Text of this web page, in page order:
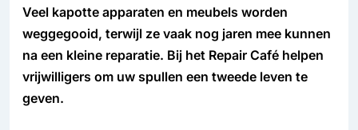
Veel kapotte apparaten en meubels worden
weggegooid, terwijl ze vaak nog jaren mee kunnen
na een kleine reparatie. Bij het Repair Café helpen
vrijwilligers om uw spullen een tweede leven te
geven.